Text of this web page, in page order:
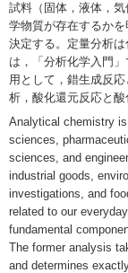
試料（固体，液体，
学物質が存在するか
決定する。定量分析
は，「分析化学入門
用として，錯生成反
析，酸化還元反応と酸
Analytical chemistry
sciences,
sciences, and
industrial goods,
investigations, and
related to our
fundamental
The former analysis
and determines